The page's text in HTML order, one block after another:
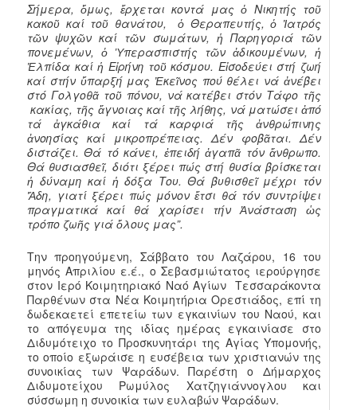
Σήμερα, ὅμως, ἔρχεται κοντά μας ὁ Νικητής τοῦ
κακοῦ καί τοῦ θανάτου, ὁ Θεραπευτής, ὁ Ἰατρός
τῶν ψυχῶν καί τῶν σωμάτων, ἡ Παρηγοριά τῶν
πονεμένων, ὁ Ὑπερασπιστής τῶν ἀδικουμένων, ἡ
Ἐλπίδα καί ἡ Εἰρήνη τοῦ κόσμου. Εἰσοδεύει στή ζωή
καί στήν ὕπαρξή μας Ἐκεῖνος πού θέλει νά ἀνέβει
στό Γολγοθᾶ τοῦ πόνου, νά κατέβει στόν Τάφο τῆς
κακίας, τῆς ἄγνοιας καί τῆς λήθης, νά ματώσει ἀπό
τά ἀγκάθια καί τά καρφιά τῆς ἀνθρώπινης
ἀνοησίας καί μικροπρέπειας. Δέν φοβᾶται. Δέν
διστάζει. Θά τό κάνει, ἐπειδή ἀγαπᾶ τόν ἄνθρωπο.
Θά θυσιασθεῖ, διότι ξέρει πώς στή θυσία βρίσκεται
ἡ δύναμη καί ἡ δόξα Του. Θά βυθισθεῖ μέχρι τόν
Ἅδη, γιατί ξέρει πώς μόνον ἔτσι θά τόν συντρίψει
πραγματικά καί θά χαρίσει τήν Ἀνάσταση ὡς
τρόπο ζωῆς γιά ὅλους μας”.
Την προηγούμενη, Σάββατο του Λαζάρου, 16 του
μηνός Απριλίου ε.έ., ο Σεβασμιώτατος ιερούργησε
στον Ιερό Κοιμητηριακό Ναό Αγίων Τεσσαράκοντα
Παρθένων στα Νέα Κοιμητήρια Ορεστιάδος, επί τη
δωδεκαετεί επετείω των εγκαινίων του Ναού, και
το απόγευμα της ιδίας ημέρας εγκαινίασε στο
Διδυμότειχο το Προσκυνητάρι της Αγίας Υπομονής,
το οποίο εξωράισε η ευσέβεια των χριστιανών της
συνοικίας των Ψαράδων. Παρέστη ο Δήμαρχος
Διδυμοτείχου Ρωμύλος Χατζηγιάννογλου και
σύσσωμη η συνοικία των ευλαβών Ψαράδων.